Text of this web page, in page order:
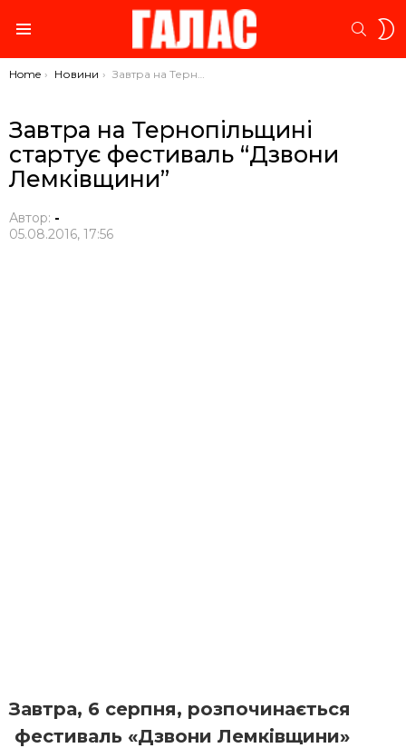
You are here:
Home Новини Завтра на Тернопільщині стартує фестиваль “Дзвони Лемківщини”
Завтра на Тернопільщині
стартує фестиваль “Дзвони
Лемківщини”
Автор: -
05.08.2016, 17:56
Завтра, 6 серпня, розпочинається
фестиваль «Дзвони Лемківщини»